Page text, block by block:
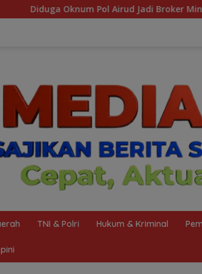
Minyak Ilegal, Uang Rp88 Juta Milik
TNI & Polri Hukum & Kriminal